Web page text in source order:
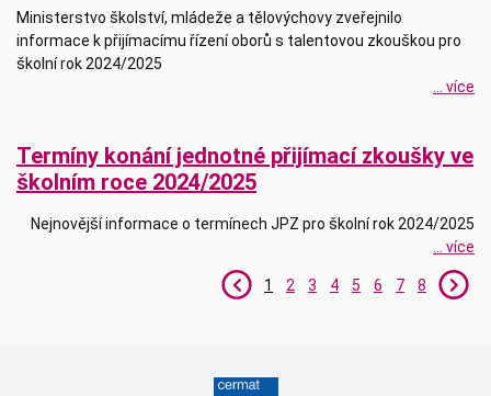
Ministerstvo školství, mládeže a tělovýchovy zveřejnilo
informace k přijímacímu řízení oborů s talentovou zkouškou pro
školní rok 2024/2025
... více
Termíny konání jednotné přijímací zkoušky ve
školním roce 2024/2025
Nejnovější informace o termínech JPZ pro školní rok 2024/2025
... více
1 2 3 4 5 6 7 8